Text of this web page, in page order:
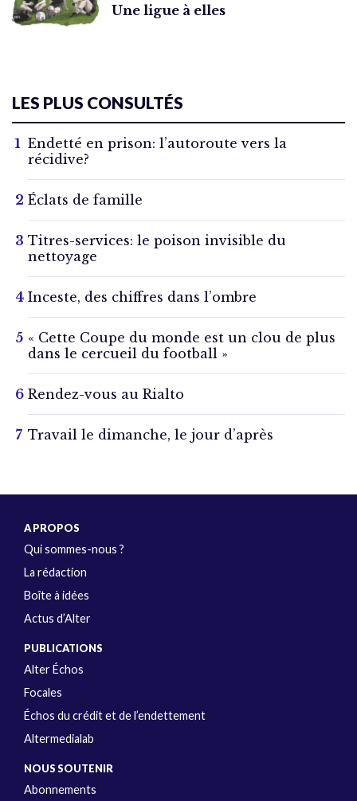
Une ligue à elles
LES PLUS CONSULTÉS
Endetté en prison: l’autoroute vers la
récidive?
Éclats de famille
Titres-services: le poison invisible du
nettoyage
Inceste, des chiffres dans l’ombre
« Cette Coupe du monde est un clou de plus
dans le cercueil du football »
Rendez-vous au Rialto
Travail le dimanche, le jour d’après
A PROPOS
Qui sommes-nous ?
La rédaction
Boîte à idées
Actus d’Alter
PUBLICATIONS
Alter Échos
Focales
Échos du crédit et de l’endettement
Altermedialab
NOUS SOUTENIR
Abonnements